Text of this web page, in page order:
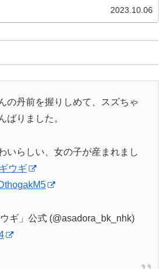
2023.10.06
の丹前を握りしめて、スズちゃ
ばりました。
いらしい、女の子が産まれまし
ウギ
ギ」公式 (@asadora_bk_nhk)